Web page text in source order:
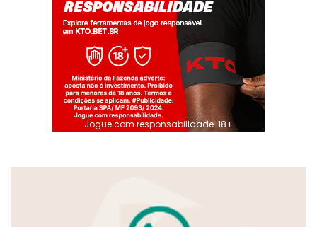
Jogue com responsabilidade. 18+